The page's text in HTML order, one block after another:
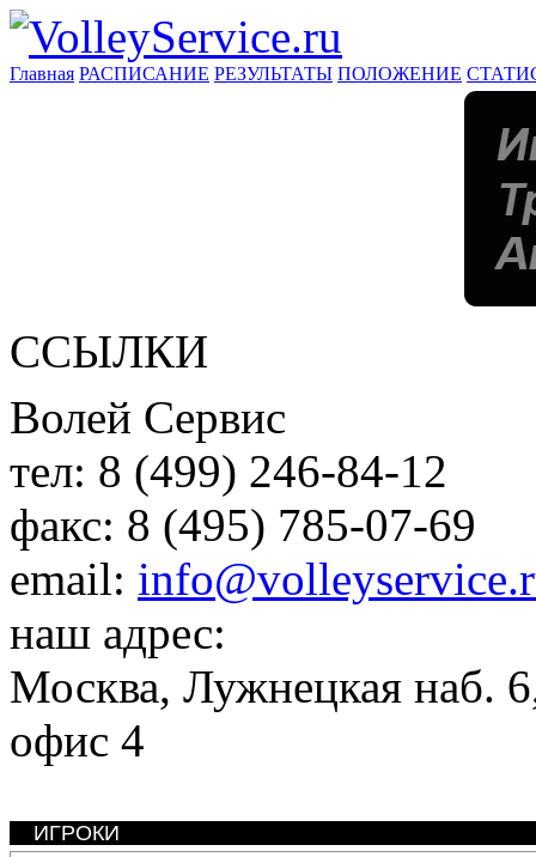
Главная РАСПИСАНИЕ РЕЗУЛЬТАТЫ ПОЛОЖЕНИЕ
ССЫЛКИ
Волей Сервис
тел: 8 (499) 246-84-12
факс: 8 (495) 785-07-69
email:
наш адрес:
Москва, Лужнецкая наб.
офис 4
ИГРОКИ